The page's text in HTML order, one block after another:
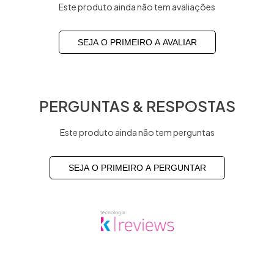
Este produto ainda não tem avaliações
SEJA O PRIMEIRO A AVALIAR
PERGUNTAS & RESPOSTAS
Este produto ainda não tem perguntas
SEJA O PRIMEIRO A PERGUNTAR